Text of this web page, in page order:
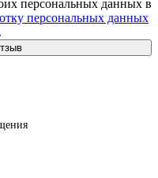
персональных данных в
персональных данных
.